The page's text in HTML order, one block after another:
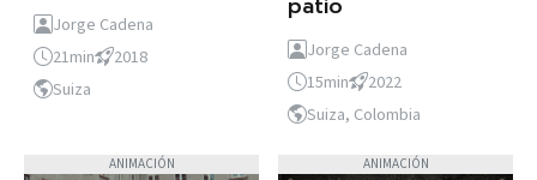
Jorge Cadena
21min
2018
Suiza
patio
Jorge Cadena
15min
2022
Suiza, Colombia
ANIMACIÓN ANIMACIÓN